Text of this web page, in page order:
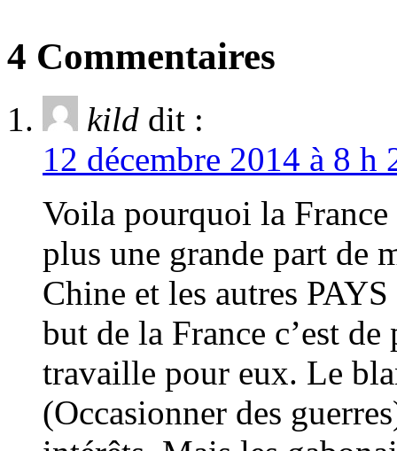
4 Commentaires
kild dit :
12 décembre 2014 à 8
Voila pourquoi la France
plus une grande part de
Chine et les autres
but de la France c’est
travaille pour eux. Le
(Occasionner des